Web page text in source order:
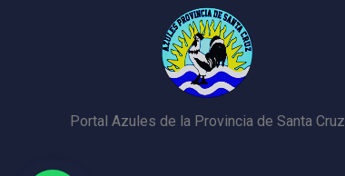
Portal Azules de la Provincia de Santa Cruz